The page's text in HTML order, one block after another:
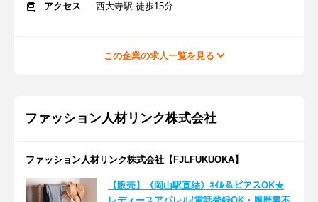
アクセス
西大寺駅 徒歩15分
この企業の求人一覧を見る
ファッション人材リンク株式会社
ファッション人材リンク株式会社【FJLFUKUOKA】
【販売】《岡山駅直結》ﾈｲﾙ＆ピアスOK★